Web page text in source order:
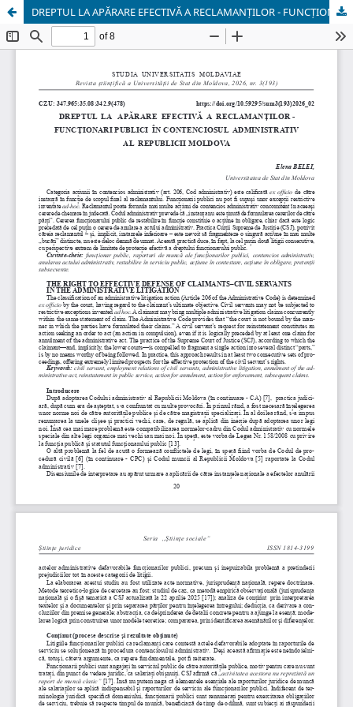
DREPTUL LA APĂRARE EFECTIVĂ A RECLAMANȚILOR - FUNCȚIONARI PUBLICI ÎN CONTENCIOSUL ADMINISTRATIV AL REPUBLICII MOLDOVA